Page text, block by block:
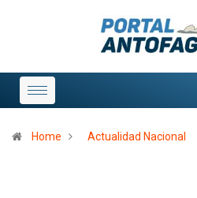
Home Actualidad Nacional